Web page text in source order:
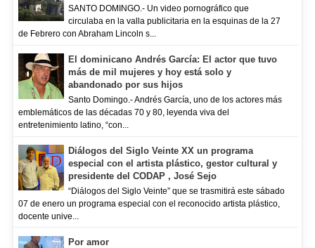
SANTO DOMINGO.- Un video pornográfico que
circulaba en la valla publicitaria en la esquinas de la 27
de Febrero con Abraham Lincoln s...
El dominicano Andrés García: El actor que tuvo
más de mil mujeres y hoy está solo y
abandonado por sus hijos
Santo Domingo.- Andrés García, uno de los actores más
emblemáticos de las décadas 70 y 80, leyenda viva del
entretenimiento latino, “con...
Diálogos del Siglo Veinte XX un programa
especial con el artista plástico, gestor cultural y
presidente del CODAP , José Sejo
“Diálogos del Siglo Veinte” que se trasmitirá este sábado
07 de enero un programa especial con el reconocido artista plástico,
docente unive...
Por amor